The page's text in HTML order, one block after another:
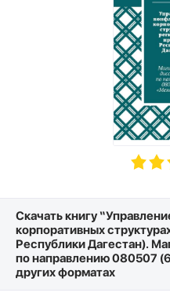
Скачать книгу
корпоративных
Республики Дагестан).
по направлению 080507
других форматах